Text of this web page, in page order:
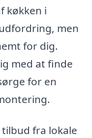
køkken i
men
for dig.
med at finde
for en
fra lokale